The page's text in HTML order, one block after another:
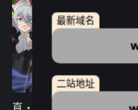
12集全
最新域名
二站地址